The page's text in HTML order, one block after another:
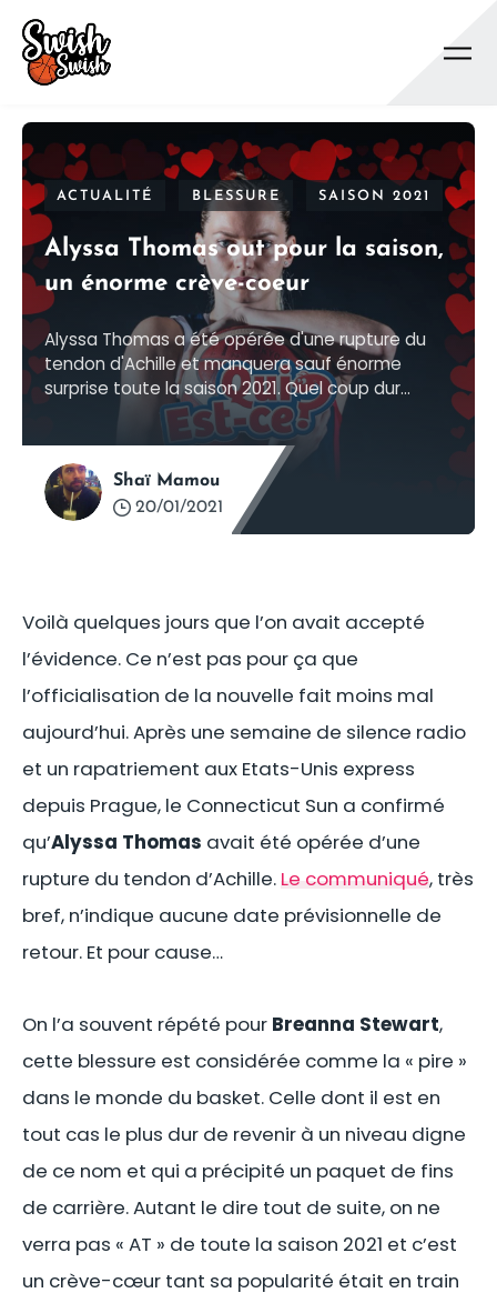
ACTUALITÉ BLESSURE SAISON 2021
Alyssa Thomas out pour la saison,
un énorme crève-coeur
Alyssa Thomas a été opérée d'une rupture du
tendon d'Achille et manquera sauf énorme
surprise toute la saison 2021. Quel coup dur...
20/01/2021
Shaï Mamou
Voilà quelques jours que l’on avait accepté
l’évidence. Ce n’est pas pour ça que
l’officialisation de la nouvelle fait moins mal
aujourd’hui. Après une semaine de silence radio
et un rapatriement aux Etats-Unis express
depuis Prague, le Connecticut Sun a confirmé
qu’Alyssa Thomas avait été opérée d’une
rupture du tendon d’Achille. Le communiqué, très
bref, n’indique aucune date prévisionnelle de
retour. Et pour cause…
On l’a souvent répété pour Breanna Stewart,
cette blessure est considérée comme la « pire »
dans le monde du basket. Celle dont il est en
tout cas le plus dur de revenir à un niveau digne
de ce nom et qui a précipité un paquet de fins
de carrière. Autant le dire tout de suite, on ne
verra pas « AT » de toute la saison 2021 et c’est
un crève-cœur tant sa popularité était en train